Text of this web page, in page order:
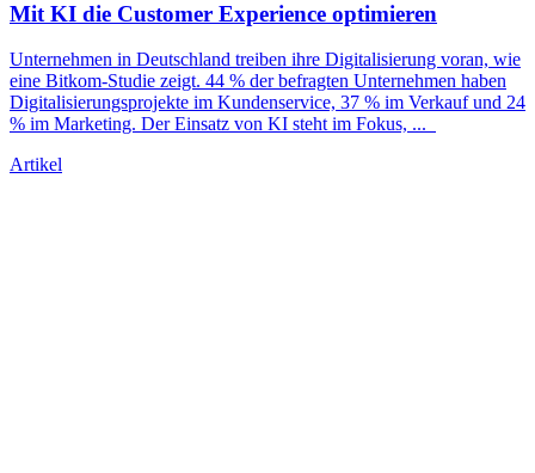
Mit KI die Customer Experience optimieren
Unternehmen in Deutschland treiben ihre Digitalisierung voran, wie
eine Bitkom-Studie zeigt. 44 % der befragten Unternehmen haben
Digitalisierungsprojekte im Kundenservice, 37 % im Verkauf und 24
% im Marketing. Der Einsatz von KI steht im Fokus, ...
Artikel